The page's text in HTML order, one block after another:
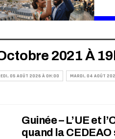
2021 À
05 AOÛT 2026 À 0H:00 MARDI, 04 AOÛT
Guinée – L’UE et
quand la